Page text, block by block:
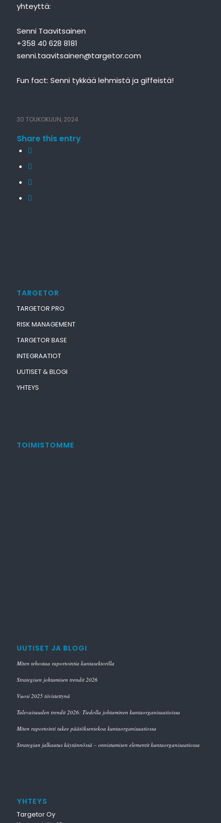
yhteyttä:
Senni Taavitsainen
+358 40 628 8181
senni.taavitsainen@targetor.com
Fun fact: Senni tykkää lehmistä ja giffeistä!
30 TOUKOKUUN, 2024
Share this entry
TARGETOR
TARGETOR PRO
RISK MANAGEMENT
TARGETOR BASE
INTEGRAATIOT
UUTISET & BLOGI
YHTEYS
TOIMISTOMME
UUTISET JA BLOGI
Miten tehostaa raportointia kuntasektorilla
Strategisen johtamisen trendit 2026
Vuosi 2025 tiivistettynä
Tulevaisuuden trendit 2026: Tiedolla johtaminen kuntaorganisaatioissa
Miten raportointi tukee päätöksentekoa kuntaorganisaatiossa
Strategian jalkautus käytännössä – onnistumisen elementit kuntaorganisaatiossa
YHTEYS
Targetor Oy